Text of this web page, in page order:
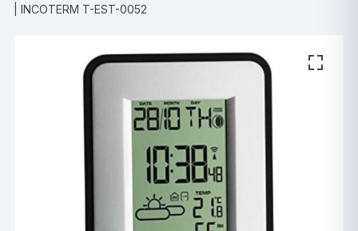
| INCOTERM T-EST-0052